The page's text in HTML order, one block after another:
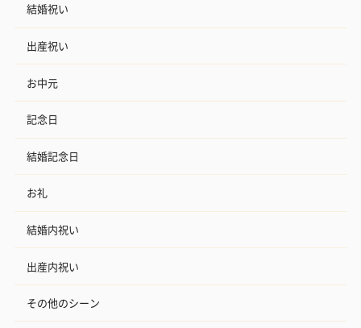
結婚祝い
出産祝い
お中元
記念日
結婚記念日
お礼
結婚内祝い
出産内祝い
その他のシーン